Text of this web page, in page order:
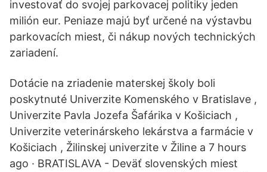
investovať do svojej parkovacej politiky jeden
milión eur. Peniaze majú byť určené na výstavbu
parkovacích miest, či nákup nových technických
zariadení.
Dotácie na zriadenie materskej školy boli
poskytnuté Univerzite Komenského v Bratislave ,
Univerzite Pavla Jozefa Šafárika v Košiciach ,
Univerzite veterinárskeho lekárstva a farmácie v
Košiciach , Žilinskej univerzite v Žiline a 7 hours
ago · BRATISLAVA - Deväť slovenských miest